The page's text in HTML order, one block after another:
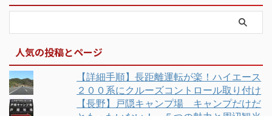
人気の投稿とページ
【詳細手順】長距離運転が楽！ハイエース
２００系にクルーズコントロール取り付け
【長野】戸隠キャンプ場 キャンプだけだ